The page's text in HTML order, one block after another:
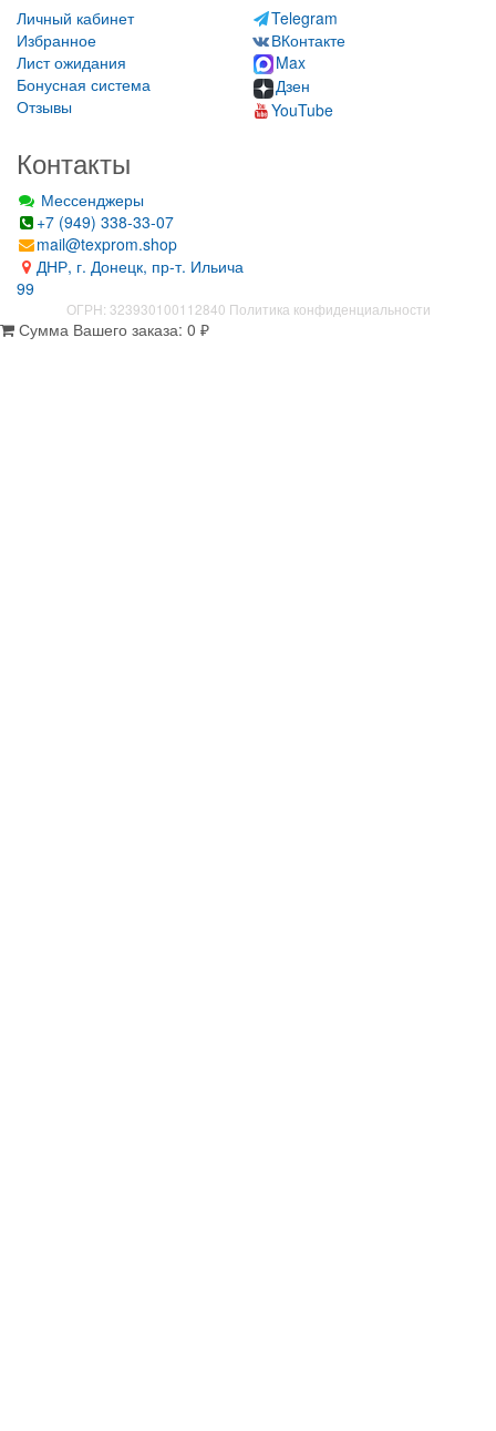
Личный кабинет
Избранное
Лист ожидания
Бонусная система
Отзывы
Telegram
ВКонтакте
Max
Дзен
YouTube
Контакты
Мессенджеры
+7 (949) 338-33-07
mail@texprom.shop
ДНР, г. Донецк, пр-т. Ильича
99
ОГРН: 323930100112840 Политика конфиденциальности
Сумма Вашего заказа: 0 ₽